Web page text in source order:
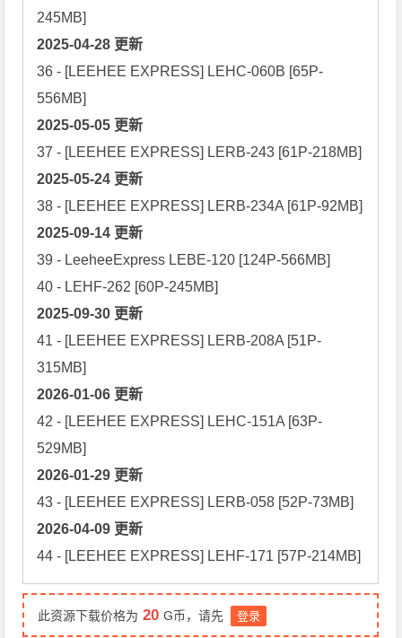
2025-04-28 更新
36 - [LEEHEE EXPRESS] LEHC-060B [65P-
2025-05-05 更新
2025-05-24 更新
2025-09-14 更新
39 - LeeheeExpress LEBE-120 [124P-566MB]
2025-09-30 更新
41 - [LEEHEE EXPRESS] LERB-208A [51P-
2026-01-06 更新
42 - [LEEHEE EXPRESS] LEHC-151A [63P-
2026-01-29 更新
2026-04-09 更新
此资源下载价格为 20 G币，请先 登录